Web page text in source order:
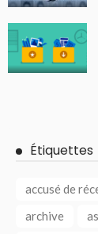
Étiquettes
accusé de
archive